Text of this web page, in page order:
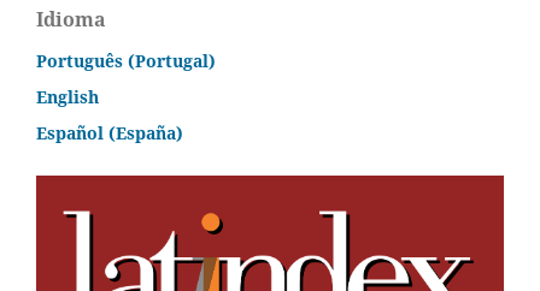
Idioma
Português (Portugal)
English
Español (España)